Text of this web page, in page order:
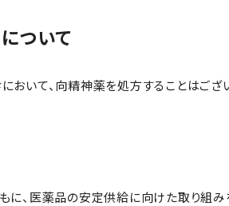
ついて
いて、向精神薬を処方することはござ
に、医薬品の安定供給に向けた取り組